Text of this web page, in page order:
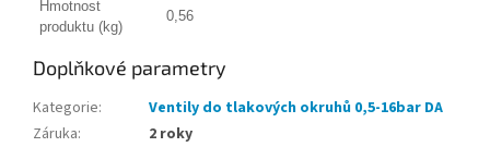
Hmotnost
produktu (kg)
0,56
Doplňkové parametry
Kategorie:
Ventily do tlakových okruhů 0,5-16bar DA
Záruka:
2 roky